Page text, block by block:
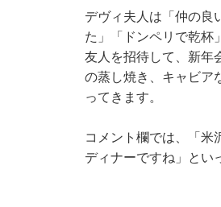
デヴィ夫人は「仲の良
た」「ドンペリで乾杯
友人を招待して、新年
の蒸し焼き、キャビア
ってきます。
コメント欄では、「
ディナーですね」とい